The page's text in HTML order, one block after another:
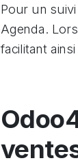
Pour un
Agenda.
facilitant